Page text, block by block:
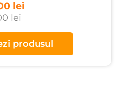
lei
lei
produsul